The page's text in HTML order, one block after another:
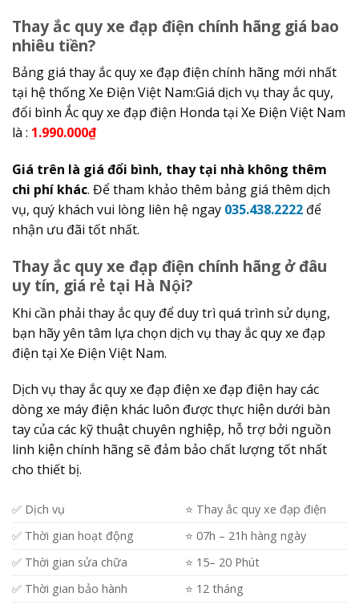
Thay ắc quy xe đạp điện chính hãng giá bao
nhiêu tiền?
Bảng giá thay ắc quy xe đạp điện chính hãng mới nhất
tại hệ thống Xe Điện Việt Nam:Giá dịch vụ thay ắc quy,
đổi bình Ắc quy xe đạp điện Honda tại Xe Điện Việt Nam
là : 1.990.000₫
Giá trên là giá đổi bình, thay tại nhà không thêm
chi phí khác. Để tham khảo thêm bảng giá thêm dịch
vụ, quý khách vui lòng liên hệ ngay 035.438.2222 để
nhận ưu đãi tốt nhất.
Thay ắc quy xe đạp điện chính hãng ở đâu
uy tín, giá rẻ tại Hà Nội?
Khi cần phải thay ắc quy để duy trì quá trình sử dụng,
bạn hãy yên tâm lựa chọn dịch vụ thay ắc quy xe đạp
điện tại Xe Điện Việt Nam.
Dịch vụ thay ắc quy xe đạp điện xe đạp điện hay các
dòng xe máy điện khác luôn được thực hiện dưới bàn
tay của các kỹ thuật chuyên nghiệp, hỗ trợ bởi nguồn
linh kiện chính hãng sẽ đảm bảo chất lượng tốt nhất
cho thiết bị.
✅ Dịch vụ
⭐️ Thay ắc quy xe đạp điện
✅ Thời gian hoạt động
⭐️ 07h – 21h hàng ngày
✅ Thời gian sửa chữa
⭐️ 15– 20 Phút
✅ Thời gian bảo hành
⭐️ 12 tháng